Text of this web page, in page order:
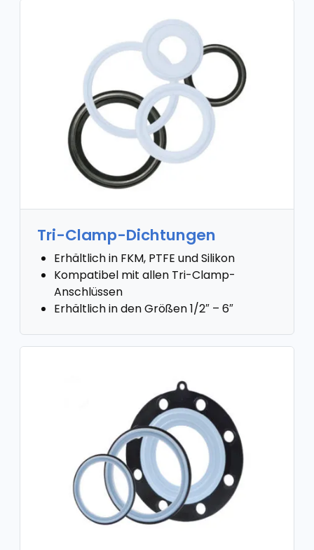
Tri-Clamp-Dichtungen
Erhältlich in FKM, PTFE und Silikon
Kompatibel mit allen Tri-Clamp-
Anschlüssen
Erhältlich in den Größen 1/2″ – 6″